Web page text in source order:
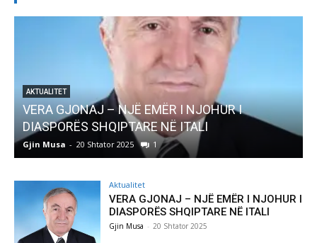
I
AKTUALITET
Pregaditi Gjin Musa-Rome- Shtator
Gjin Musa - 8 Shtator 2025
Aktualitet
VERA GJONAJ – NJË EMËR I NJOHUR I
DIASPORËS SHQIPTARE NË ITALI
Gjin Musa - 20 Shtator 2025